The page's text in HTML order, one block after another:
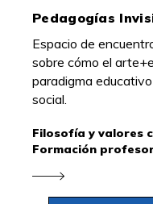
Pedagogías
Espacio de
sobre cómo el
paradigma
social.
Filosofía y valores
Formación